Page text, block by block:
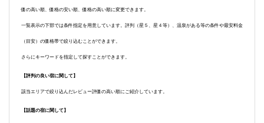
価の高い順、価格の安い順、価格の高い順に変更できます。
一覧表示の下部では条件指定を用意しています。評判（星５、星４等）、温泉がある等の条件や最安料金
（目安）の価格帯で絞り込むことができます。
さらにキーワードを指定して探すことができます。
【評判の良い宿に関して】
該当エリアで絞り込んだレビュー評価の高い順にご紹介しています。
【話題の宿に関して】